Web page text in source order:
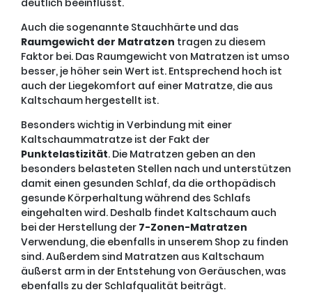
Auch die sogenannte Stauchhärte und das
Raumgewicht der Matratzen tragen zu diesem
Faktor bei. Das Raumgewicht von Matratzen ist umso
besser, je höher sein Wert ist. Entsprechend hoch ist
auch der Liegekomfort auf einer Matratze, die aus
Kaltschaum hergestellt ist.
Besonders wichtig in Verbindung mit einer
Kaltschaummatratze ist der Fakt der
Punktelastizität. Die Matratzen geben an den
besonders belasteten Stellen nach und unterstützen
damit einen gesunden Schlaf, da die orthopädisch
gesunde Körperhaltung während des Schlafs
eingehalten wird. Deshalb findet Kaltschaum auch
bei der Herstellung der 7-Zonen-Matratzen
Verwendung, die ebenfalls in unserem Shop zu finden
sind. Außerdem sind Matratzen aus Kaltschaum
äußerst arm in der Entstehung von Geräuschen, was
ebenfalls zu der Schlafqualität beiträgt.